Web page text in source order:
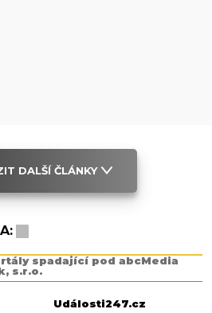
DALŠÍ ČLÁNKY
spadající pod abcMedia
s.r.o.
Události247.cz